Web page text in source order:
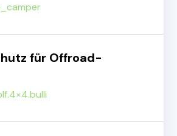
für Offroad-